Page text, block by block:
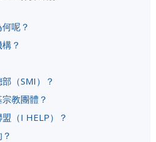
呢？
？
（SMI）？
教團體？
（I HELP）？